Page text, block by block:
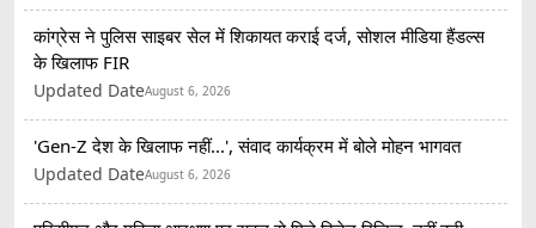
कांग्रेस ने पुलिस साइबर सेल में शिकायत कराई दर्ज, सोशल मीडिया हैंडल्स
के खिलाफ FIR
Updated DateAugust 6, 2026
'Gen-Z देश के खिलाफ नहीं...', संवाद कार्यक्रम में बोले मोहन भागवत
Updated DateAugust 6, 2026